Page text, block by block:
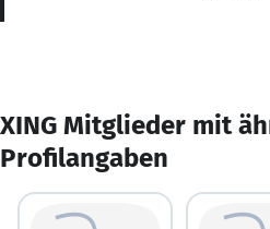
XING Mitglieder mit
Profilangaben